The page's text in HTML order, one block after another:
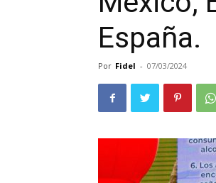
España.
Por Fidel - 07/03/2024